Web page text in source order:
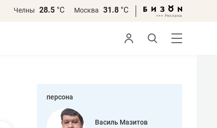
Челны 28.5 °С Москва 31.8 °С
персона
Роман Ободец